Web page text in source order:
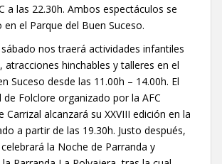
a las 22.30h. Ambos espectáculos se
en el Parque del Buen Suceso.
nos traerá actividades infantiles
atracciones hinchables y talleres en el
Suceso desde las 11.00h – 14.00h. El
de Folclore organizado por la AFC
Carrizal alcanzará su XXVIII edición en la
a partir de las 19.30h. Justo después,
la Noche de Parranda y